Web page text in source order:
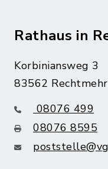
Rathaus in
Korbiniansweg 3
83562
08076 499
08076 8595